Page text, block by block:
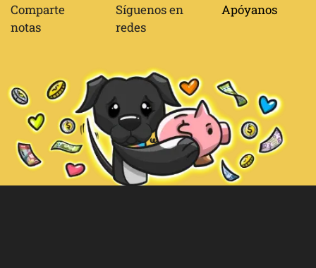
Comparte
notas
Síguenos en
redes
Apóyanos